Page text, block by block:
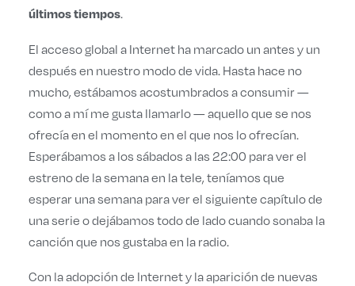
últimos tiempos.
El acceso global a Internet ha marcado un antes y un
después en nuestro modo de vida. Hasta hace no
mucho, estábamos acostumbrados a consumir —
como a mí me gusta llamarlo — aquello que se nos
ofrecía en el momento en el que nos lo ofrecían.
Esperábamos a los sábados a las 22:00 para ver el
estreno de la semana en la tele, teníamos que
esperar una semana para ver el siguiente capítulo de
una serie o dejábamos todo de lado cuando sonaba la
canción que nos gustaba en la radio.
Con la adopción de Internet y la aparición de nuevas